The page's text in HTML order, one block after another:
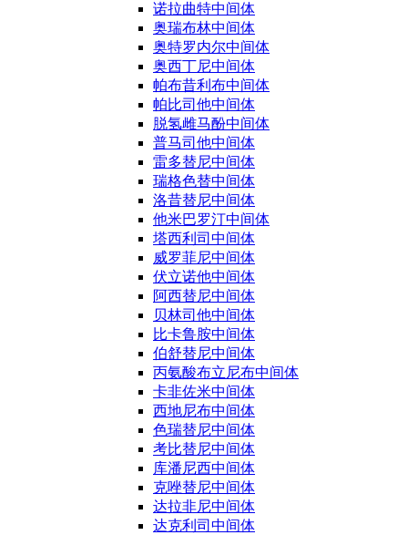
诺拉曲特中间体
奥瑞布林中间体
奥特罗内尔中间体
奥西丁尼中间体
帕布昔利布中间体
帕比司他中间体
脱氢雌马酚中间体
普马司他中间体
雷多替尼中间体
瑞格色替中间体
洛昔替尼中间体
他米巴罗汀中间体
塔西利司中间体
威罗菲尼中间体
伏立诺他中间体
阿西替尼中间体
贝林司他中间体
比卡鲁胺中间体
伯舒替尼中间体
丙氨酸布立尼布中间体
卡非佐米中间体
西地尼布中间体
色瑞替尼中间体
考比替尼中间体
库潘尼西中间体
克唑替尼中间体
达拉非尼中间体
达克利司中间体